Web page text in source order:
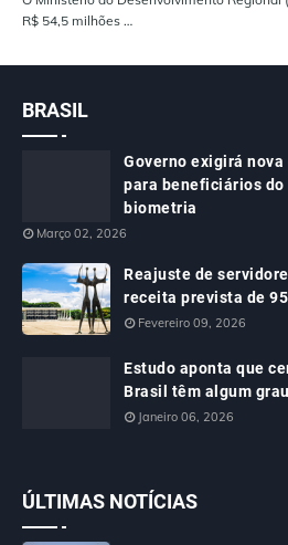
R$ 54,5 milhões …
BRASIL
Governo exigirá
para beneficiários do
biometria
Março 02, 2026
Reajuste de
receita prevista de
Fevereiro 09, 2026
Estudo aponta que
Brasil têm algum
Janeiro 06, 2026
ÚLTIMAS NOTÍCIAS